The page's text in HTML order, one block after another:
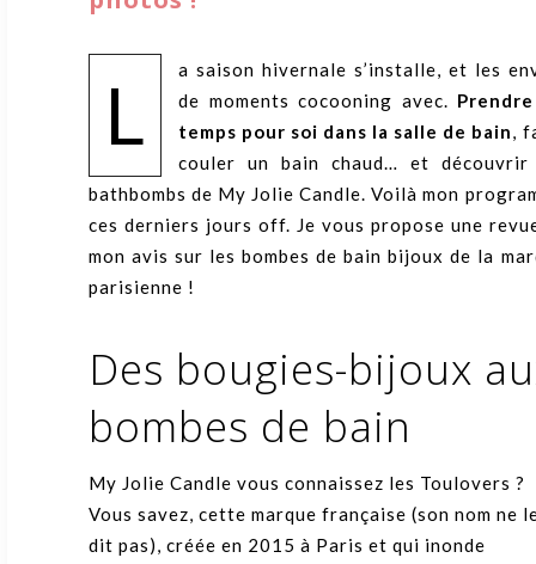
L
a saison hivernale s’installe, et les
de moments cocooning avec.
temps pour soi dans la salle de bain,
couler un bain chaud… et découvrir
bathbombs de My Jolie Candle. Voilà mon
ces derniers jours off. Je vous propose une
mon avis sur les bombes de bain bijoux de la
parisienne !
Des bougies-bijoux
bombes de bain
My Jolie Candle vous connaissez les Toulovers ?
Vous savez, cette marque française (son nom ne
dit pas), créée en 2015 à Paris et qui inonde